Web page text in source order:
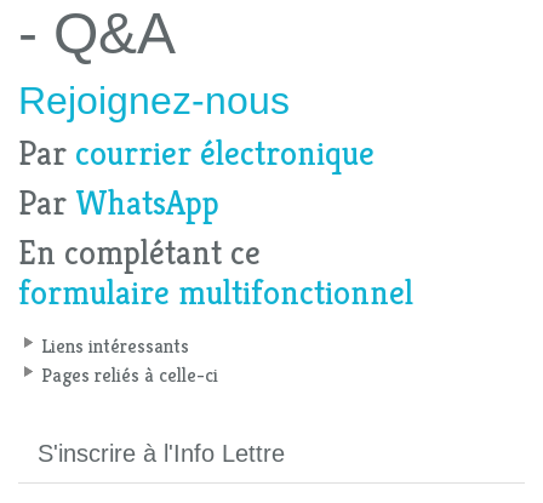
- Q&A
Rejoignez-nous
Par courrier électronique
Par WhatsApp
En complétant ce
formulaire multifonctionnel
Liens intéressants
Pages reliés à celle-ci
S'inscrire à l'Info Lettre